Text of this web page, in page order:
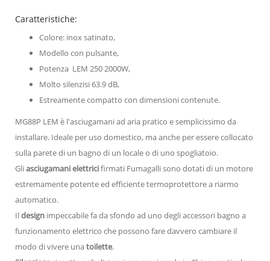
Caratteristiche:
Colore: inox satinato,
Modello con pulsante,
Potenza LEM 250 2000W,
Molto silenzisi 63.9 dB,
Estreamente compatto con dimensioni contenute.
MG88P LEM è l'asciugamani ad aria pratico e semplicissimo da
installare. Ideale per uso domestico, ma anche per essere collocato
sulla parete di un bagno di un locale o di uno spogliatoio.
Gliasciugamani elettricifirmati Fumagalli sono dotati di un motore
estremamente potente ed efficiente termoprotettore a riarmo
automatico.
Ildesign impeccabile fa da sfondo ad uno degli accessori bagno a
funzionamento elettrico che possono fare davvero cambiare il
modo di vivere unatoilette.